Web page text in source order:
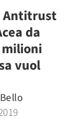
Antitrust
da
vuol